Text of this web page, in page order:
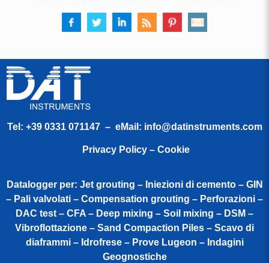
Tel: +39 0331 071147– eMail: info@datinstruments.com
Privacy Policy – Cookie
Datalogger per: Jet grouting – Iniezioni di cemento – GIN
– Pali valvolati – Compensation grouting – Perforazioni –
DAC test – CFA – Deep mixing – Soil mixing – DSM –
Vibroflottazione – Sand Compaction Piles – Scavo di
diaframmi – Idrofrese – Prove Lugeon – Indagini
Geognostiche​